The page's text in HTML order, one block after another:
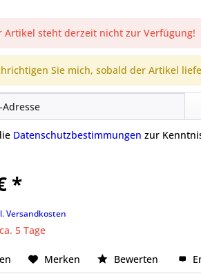
Artikel steht derzeit nicht zur Verfügung!
Sie mich, sobald der Artikel
Datenschutzbestimmungen zur
*
Versandkosten
5 Tage
Merken Bewerten